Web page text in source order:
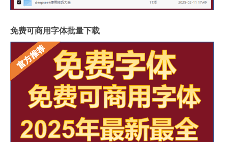
免费可商用字体批量下载